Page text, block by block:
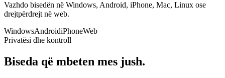
Vazhdo bisedën në Windows, Android, iPhone, Mac, Linux ose
drejtpërdrejt në web.
WindowsAndroidiPhoneWeb
Privatësi dhe kontroll
Biseda që mbeten mes jush.